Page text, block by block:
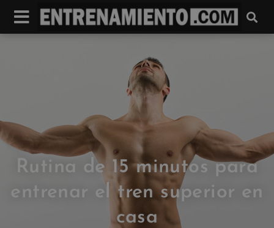
Rutina de 15 minutos para
entrenar el tren superior en
casa